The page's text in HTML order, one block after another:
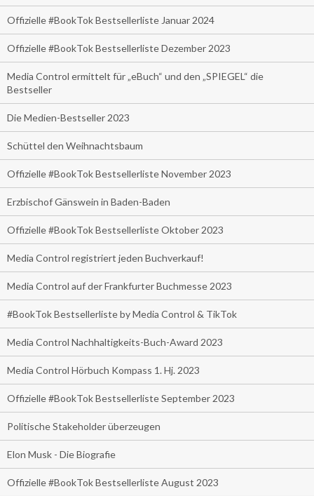
Offizielle #BookTok Bestsellerliste Januar 2024
Offizielle #BookTok Bestsellerliste Dezember 2023
Media Control ermittelt für „eBuch“ und den „SPIEGEL“ die
Bestseller
Die Medien-Bestseller 2023
Schüttel den Weihnachtsbaum
Offizielle #BookTok Bestsellerliste November 2023
Erzbischof Gänswein in Baden-Baden
Offizielle #BookTok Bestsellerliste Oktober 2023
Media Control registriert jeden Buchverkauf!
Media Control auf der Frankfurter Buchmesse 2023
#BookTok Bestsellerliste by Media Control & TikTok
Media Control Nachhaltigkeits-Buch-Award 2023
Media Control Hörbuch Kompass 1. Hj. 2023
Offizielle #BookTok Bestsellerliste September 2023
Politische Stakeholder überzeugen
Elon Musk - Die Biografie
Offizielle #BookTok Bestsellerliste August 2023